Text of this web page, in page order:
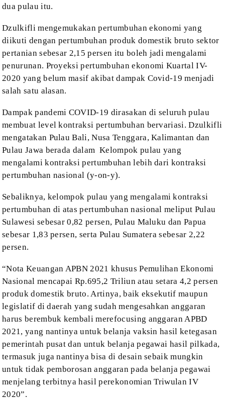
dua pulau itu.
Dzulkifli mengemukakan pertumbuhanekonomi yang
diikuti dengan pertumbuhan produk domestik bruto sektor
pertanian sebesar 2,15 persen itu boleh jadi mengalami
penurunan. Proyeksi pertumbuhan ekonomi Kuartal IV-
2020 yang belum masif akibat dampak Covid-19 menjadi
salah satu alasan.
Dampak pandemi COVID-19 dirasakan di seluruh pulau
membuat level kontraksi pertumbuhan bervariasi. Dzulkifli
mengatakan Pulau Bali, Nusa Tenggara, Kalimantan dan
Pulau Jawa berada dalam Kelompok pulau yang
mengalami kontraksi pertumbuhan lebih dari kontraksi
pertumbuhan nasional (y-on-y).
Sebaliknya, kelompok pulau yang mengalami kontraksi
pertumbuhan di atas pertumbuhan nasional meliput Pulau
Sulawesi sebesar 0,82 persen, Pulau Maluku dan Papua
sebesar 1,83 persen, serta Pulau Sumatera sebesar 2,22
persen.
“Nota Keuangan APBN 2021 khusus Pemulihan Ekonomi
Nasional mencapai Rp.695,2 Triliun atau setara 4,2 persen
produk domestik bruto. Artinya, baik eksekutif maupun
legislatif di daerah yang sudah mengesahkan anggaran
harus berembuk kembali merefocusing anggaran APBD
2021, yang nantinya untuk belanja vaksin hasil ketegasan
pemerintah pusat dan untuk belanja pegawai hasil pilkada,
termasuk juga nantinya bisa di desainsebaik mungkin
untuk tidak pemborosan anggaran pada belanja pegawai
menjelang terbitnya hasil perekonomian Triwulan IV
2020”.